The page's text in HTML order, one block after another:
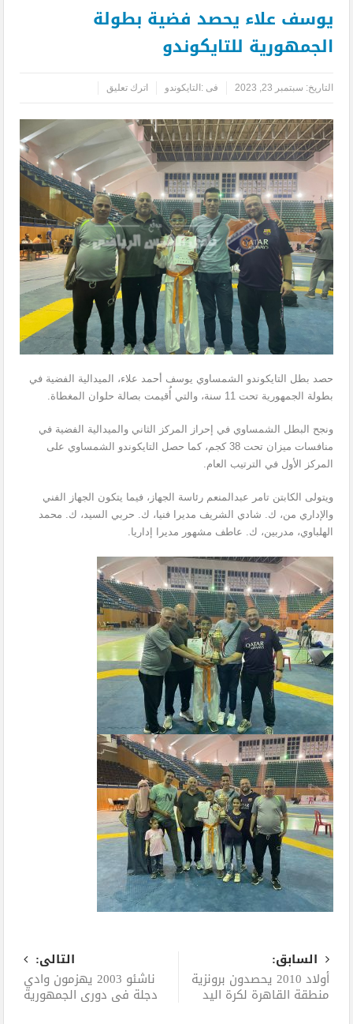
يوسف علاء يحصد فضية بطولة
الجمهورية للتايكوندو
التاريخ: سبتمبر 23, 2023 فى : التايكوندو اترك تعليق
حصد بطل التايكوندو الشمساوي يوسف أحمد علاء، الميدالية الفضية في
بطولة الجمهورية تحت 11 سنة، والتي أُقيمت بصالة حلوان المغطاة.
ونجح البطل الشمساوي في إحراز المركز الثاني والميدالية الفضية في
منافسات ميزان تحت 38 كجم، كما حصل التايكوندو الشمساوي على
المركز الأول في الترتيب العام.
ويتولى الكابتن تامر عبدالمنعم رئاسة الجهاز، فيما يتكون الجهاز الفني
والإداري من، ك. شادي الشريف مديرا فنيا، ك. حربي السيد، ك. محمد
الهلباوي، مدربين، ك. عاطف مشهور مديرا إداريا.
السابق:
أولاد 2010 يحصدون برونزية
منطقة القاهرة لكرة اليد
التالى:
ناشئو 2003 يهزمون وادي
دجلة في دوري الجمهورية